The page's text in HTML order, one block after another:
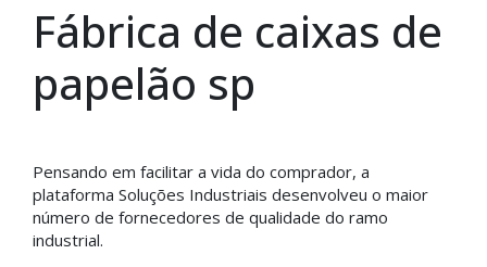
Fábrica de caixas de
papelão sp
Pensando em facilitar a vida do comprador, a
plataforma Soluções Industriais desenvolveu o maior
número de fornecedores de qualidade do ramo
industrial.